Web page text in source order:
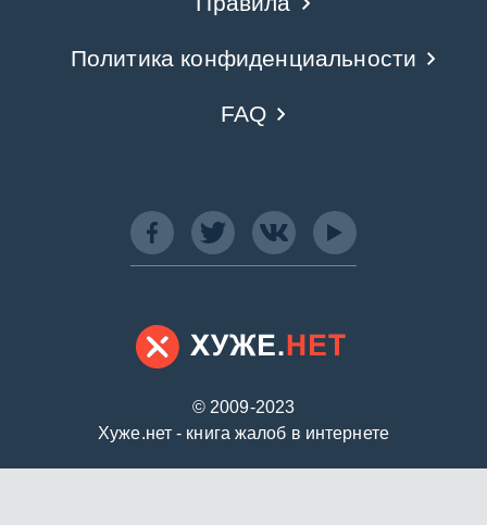
© 2009-2023
Хуже.нет - книга жалоб в интернете
Политика конфиденциальности
FAQ